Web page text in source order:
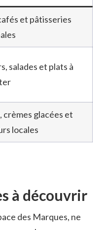
et pâtisseries
salades et plats à
crèmes glacées et
locales
à découvrir
des Marques, ne